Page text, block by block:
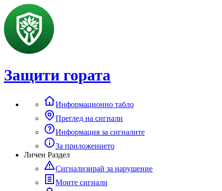
Защити гората
Информационно табло
Преглед на сигнали
Информация за сигналите
За приложението
Личен Раздел
Сигнализирай за нарушение
Моите сигнали